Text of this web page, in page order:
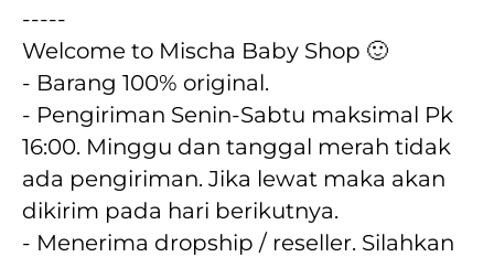
-----
Welcome to Mischa Baby Shop 🙂
- Barang 100% original.
- Pengiriman Senin-Sabtu maksimal Pk
16:00. Minggu dan tanggal merah tidak
ada pengiriman. Jika lewat maka akan
dikirim pada hari berikutnya.
- Menerima dropship / reseller. Silahkan